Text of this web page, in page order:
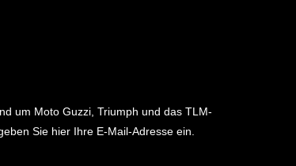
um Moto Guzzi, Triumph und das TLM-
Sie hier Ihre E-Mail-Adresse ein.